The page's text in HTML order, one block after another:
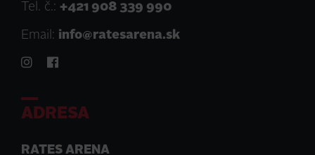
Tel. č.: +421 908 339 990
Email: info@ratesarena.sk
ADRESA
RATES ARENA